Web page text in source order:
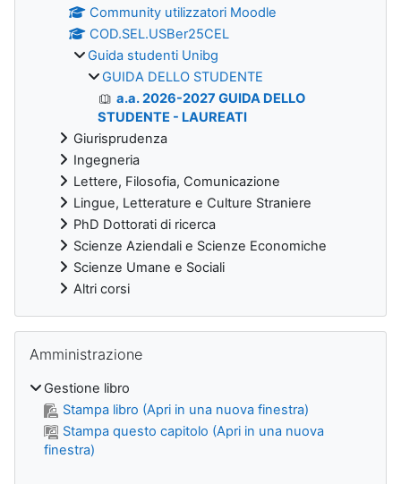
Community utilizzatori Moodle
COD.SEL.USBer25CEL
Guida studenti Unibg
GUIDA DELLO STUDENTE
a.a. 2026-2027 GUIDA DELLO
STUDENTE - LAUREATI
Giurisprudenza
Ingegneria
Lettere, Filosofia, Comunicazione
Lingue, Letterature e Culture Straniere
PhD Dottorati di ricerca
Scienze Aziendali e Scienze Economiche
Scienze Umane e Sociali
Altri corsi
Amministrazione
Gestione libro
Stampa libro (Apri in una nuova finestra)
Stampa questo capitolo (Apri in una nuova
finestra)